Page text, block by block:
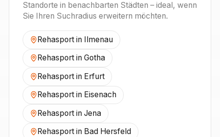
Standorte in benachbarten Städten – ideal, wenn
Sie Ihren Suchradius erweitern möchten.
Rehasport in Ilmenau
Rehasport inGotha
Rehasport in Erfurt
Rehasport in Eisenach
Rehasport inJena
Rehasport in Bad Hersfeld